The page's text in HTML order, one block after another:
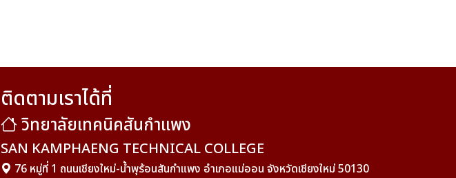
ติดตามเราได้ที่
วิทยาลัยเทคนิคสันกำแพง
SAN KAMPHAENG TECHNICAL COLLEGE
76 หมู่ที่ 1 ถนนเชียงใหม่-น้ำพุร้อนสันกำแพง อำเภอแม่ออน จังหวัดเชียงใหม่ 50130